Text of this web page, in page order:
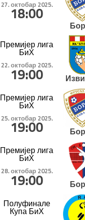
27. октобар 2025.
18:00
Премијер лига
БиХ
22. октобар 2025.
19:00
Премијер лига
БиХ
25. октобар 2025.
19:00
Премијер лига
БиХ
28. октобар 2025.
19:00
Полуфинале
Купа БиХ